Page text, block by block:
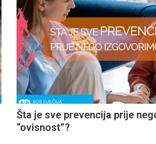
Šta je sve prevencija prije
“ovisnost”?